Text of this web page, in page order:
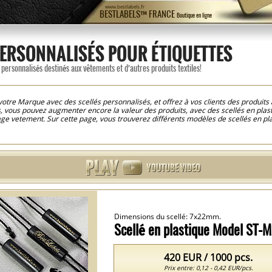
BESTLABELS™ FRANCE Boutique en ligne
www.bestlabels.fr
POUR ÉTIQUETTES
destinés aux vêtements et d’autres produits textiles!
Marque avec des scellés personnalisés, et offrez à vos clients des
pouvez augmenter encore la valeur des produits, avec des scellés en
vetement. Sur cette page, vous trouverez différents modèles de scellés en
couleurs préférés, tout en seulement 5 minutes, grâce au constructeur
les scellés dont la forme est complexe, avec des inscriptions surlignées
Ces scellés sont fournis avec un cordon très résistant et un dispositif de
ce qui offre une sécurité supplémentaire et certifie que le produit est
dans une seule couleur, à la fois la partie en plastique et le cordon, selon le
optez pour des scellés 3D personnalisés!
Scellé en plastique Model ST-
Dimensions du scellé: 7x22mm.
420 EUR / 1000 pcs.
Prix entre: 0,12 - 0,42 EUR/pcs.